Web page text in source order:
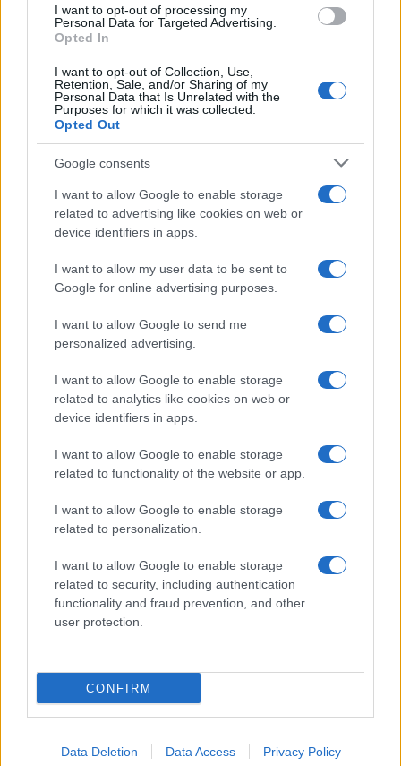
consent section.
I want to opt-out of processing my
Personal Data for Targeted Advertising.
Opted In
I want to opt-out of Collection, Use,
Retention, Sale, and/or Sharing of my
Personal Data that Is Unrelated with the
Purposes for which it was collected.
Opted Out
Google consents
I want to allow Google to enable storage
related to advertising like cookies on web or
device identifiers in apps.
I want to allow my user data to be sent to
Google for online advertising purposes.
I want to allow Google to send me
personalized advertising.
I want to allow Google to enable storage
related to analytics like cookies on web or
device identifiers in apps.
I want to allow Google to enable storage
related to functionality of the website or app.
I want to allow Google to enable storage
related to personalization.
I want to allow Google to enable storage
related to security, including authentication
functionality and fraud prevention, and other
user protection.
CONFIRM
Data Deletion Data Access Privacy Policy
Caso BlueSky, il Comitato “Vivere la Litoranea”: “Il
rispetto delle regole tutela tutti”
« Precedente
1
Successivo »
Tempostretto - Quotidiano online delle
Reggio Calabria
Editrice Tempo Stretto S.r.l.
Salita Villa Contino 15 - 98124 - Messina
Privacy Policy
Termini e Condizioni
Contatti e info
info@tempostretto.it
Telefono 090.9412305
Fax 090.2509937 P.IVA 02916600832
n° reg. tribunale 04/2007 del 05/06/2007
Preferenze Privacy
Questo sito è associato alla